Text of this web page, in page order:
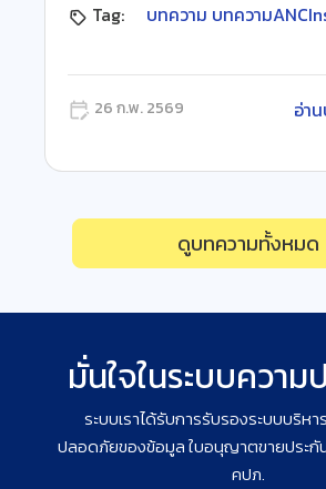
Tag:
บทความ บทความ
26 ก.พ. 2569 อ่า
ดูบทความทั้งหมด
มั่นใจในระบบควา
ระบบเราได้รับการรับรองระบบบริห
ปลอดภัยของข้อมูล ใบอนุญาตขายประกั
คปภ.